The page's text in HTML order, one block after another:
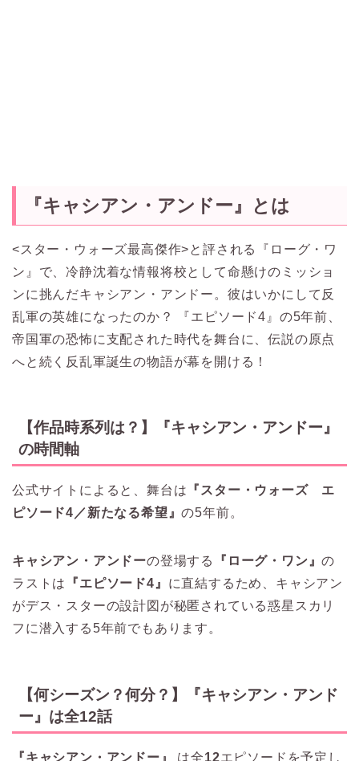
『キャシアン・アンドー』とは
<スター・ウォーズ最高傑作>と評される『ローグ・ワ
ン』で、冷静沈着な情報将校として命懸けのミッショ
ンに挑んだキャシアン・アンドー。彼はいかにして反
乱軍の英雄になったのか？ 『エピソード4』の5年前、
帝国軍の恐怖に支配された時代を舞台に、伝説の原点
へと続く反乱軍誕生の物語が幕を開ける！
【作品時系列は？】『キャシアン・アンドー』
の時間軸
公式サイトによると、舞台は 『スター・ウォーズ エ
ピソード4／新たなる希望』の5年前。
キャシアン・アンドーの登場する 『ローグ・ワン』の
ラストは
『エピソード4』 に直結するため、キャシアン
がデス・スターの設計図が秘匿されている惑星スカリ
フに潜入する5年前でもあります。
【何シーズン？何分？】『キャシアン・アンド
ー』は全12話
『キャシアン・アンドー』 は全12エピソードを予定し